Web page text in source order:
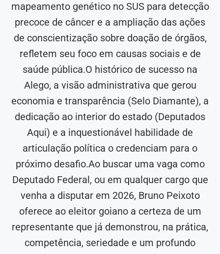
mapeamento genético no SUS para detecção
precoce de câncer e a ampliação das ações
de conscientização sobre doação de órgãos,
refletem seu foco em causas sociais e de
saúde pública.O histórico de sucesso na
Alego, a visão administrativa que gerou
economia e transparência (Selo Diamante), a
dedicação ao interior do estado (Deputados
Aqui) e a inquestionável habilidade de
articulação política o credenciam para o
próximo desafio.Ao buscar uma vaga como
Deputado Federal, ou em qualquer cargo que
venha a disputar em 2026, Bruno Peixoto
oferece ao eleitor goiano a certeza de um
representante que já demonstrou, na prática,
competência, seriedade e um profundo